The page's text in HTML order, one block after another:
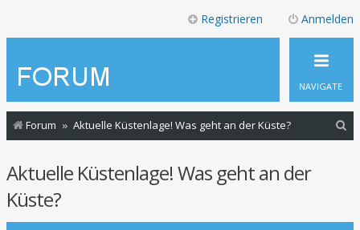
Anmelden
Registrieren
NAVIGATE
Forum Aktuelle Küstenlage! Was geht an der Küste?
Aktuelle Küstenlage! Was geht an der
Küste?